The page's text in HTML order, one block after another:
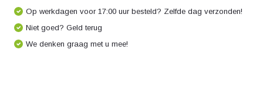
Op werkdagen voor 17:00 uur besteld? Zelfde dag verzonden!
Niet goed? Geld terug
We denken graag met u mee!